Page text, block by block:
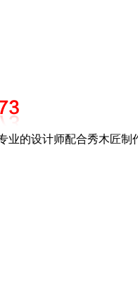
业的设计师配合秀木匠制